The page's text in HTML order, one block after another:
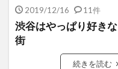
2019/12/16 11件
渋谷はやっぱり好きな
街
続きを読む